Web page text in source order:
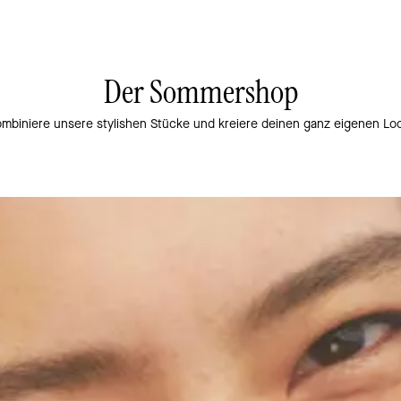
Der Sommershop
unsere stylishen Stücke und kreiere deinen ganz eigenen